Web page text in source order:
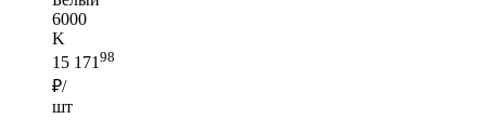
6000
K
15 17198
₽/
шт